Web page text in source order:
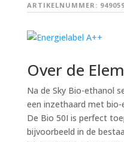
ARTIKELNUMMER:
Over de
Na de Sky Bio-ethanol
een inzethaard met bio-
De Bio 50I is perfect
bijvoorbeeld in de